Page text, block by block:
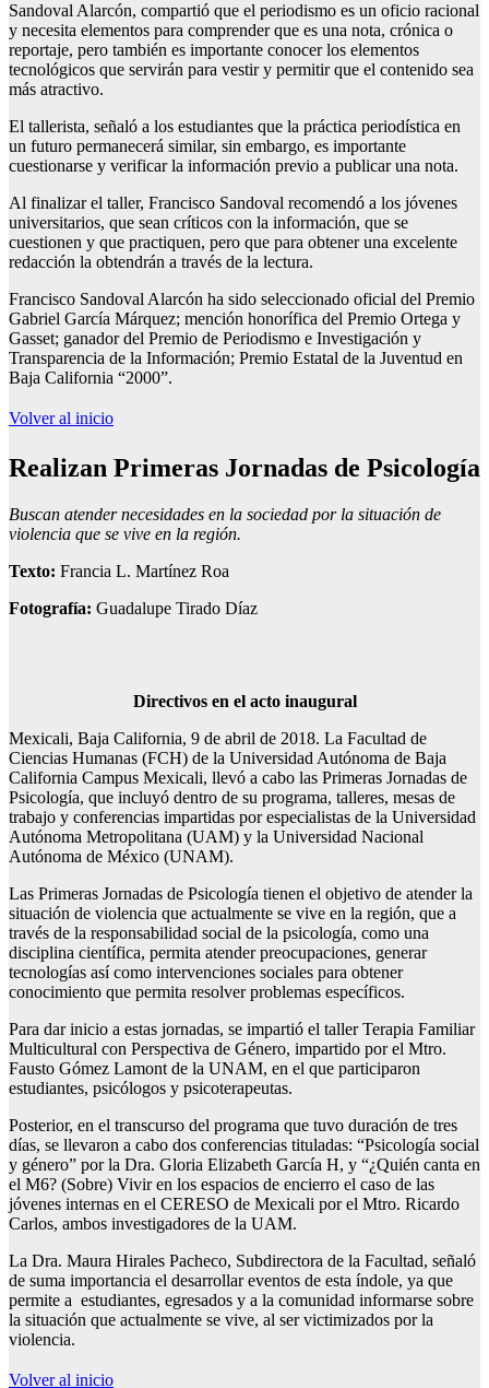
Sandoval Alarcón, compartió que el periodismo es un oficio racional
y necesita elementos para comprender que es una nota, crónica o
reportaje, pero también es importante conocer los elementos
tecnológicos que servirán para vestir y permitir que el contenido sea
más atractivo.
El tallerista, señaló a los estudiantes que la práctica periodística en
un futuro permanecerá similar, sin embargo, es importante
cuestionarse y verificar la información previo a publicar una nota.
Al finalizar el taller, Francisco Sandoval recomendó a los jóvenes
universitarios, que sean críticos con la información, que se
cuestionen y que practiquen, pero que para obtener una excelente
redacción la obtendrán a través de la lectura.
Francisco Sandoval Alarcón ha sido seleccionado oficial del Premio
Gabriel García Márquez; mención honorífica del Premio Ortega y
Gasset; ganador del Premio de Periodismo e Investigación y
Transparencia de la Información; Premio Estatal de la Juventud en
Baja California “2000”.
Volver al inicio
Realizan Primeras Jornadas de Psicología
Buscan atender necesidades en la sociedad por la situación de
violencia que se vive en la región.
Texto: Francia L. Martínez Roa
Fotografía: Guadalupe Tirado Díaz
Directivos en el acto inaugural
Mexicali, Baja California, 9 de abril de 2018. La Facultad de
Ciencias Humanas (FCH) de la Universidad Autónoma de Baja
California Campus Mexicali, llevó a cabo las Primeras Jornadas de
Psicología, que incluyó dentro de su programa, talleres, mesas de
trabajo y conferencias impartidas por especialistas de la Universidad
Autónoma Metropolitana (UAM) y la Universidad Nacional
Autónoma de México (UNAM).
Las Primeras Jornadas de Psicología tienen el objetivo de atender la
situación de violencia que actualmente se vive en la región, que a
través de la responsabilidad social de la psicología, como una
disciplina científica, permita atender preocupaciones, generar
tecnologías así como intervenciones sociales para obtener
conocimiento que permita resolver problemas específicos.
Para dar inicio a estas jornadas, se impartió el taller Terapia Familiar
Multicultural con Perspectiva de Género, impartido por el Mtro.
Fausto Gómez Lamont de la UNAM, en el que participaron
estudiantes, psicólogos y psicoterapeutas.
Posterior, en el transcurso del programa que tuvo duración de tres
días, se llevaron a cabo dos conferencias tituladas: “Psicología social
y género” por la Dra. Gloria Elizabeth García H, y “¿Quién canta en
el M6? (Sobre) Vivir en los espacios de encierro el caso de las
jóvenes internas en el CERESO de Mexicali por el Mtro. Ricardo
Carlos, ambos investigadores de la UAM.
La Dra. Maura Hirales Pacheco, Subdirectora de la Facultad, señaló
de suma importancia el desarrollar eventos de esta índole, ya que
permite a estudiantes, egresados y a la comunidad informarse sobre
la situación que actualmente se vive, al ser victimizados por la
violencia.
Volver al inicio